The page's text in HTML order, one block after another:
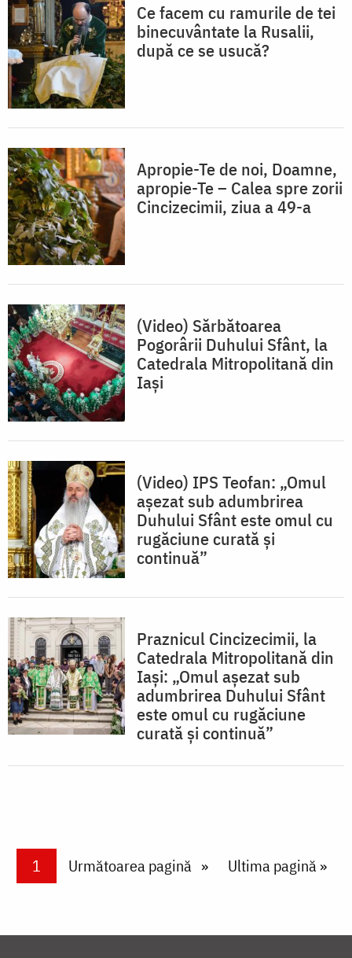
Ce facem cu ramurile de tei
binecuvântate la Rusalii,
după ce se usucă?
Apropie-Te de noi, Doamne,
apropie-Te – Calea spre zorii
Cincizecimii, ziua a 49-a
(Video) Sărbătoarea
Pogorârii Duhului Sfânt, la
Catedrala Mitropolitană din
Iași
(Video) IPS Teofan: „Omul
așezat sub adumbrirea
Duhului Sfânt este omul cu
rugăciune curată și
continuă”
Praznicul Cincizecimii, la
Catedrala Mitropolitană din
Iași: „Omul așezat sub
adumbrirea Duhului Sfânt
este omul cu rugăciune
curată și continuă”
PaginareCurrent page
1 Next page
Următoarea pagină Last page
Ultima pagină »